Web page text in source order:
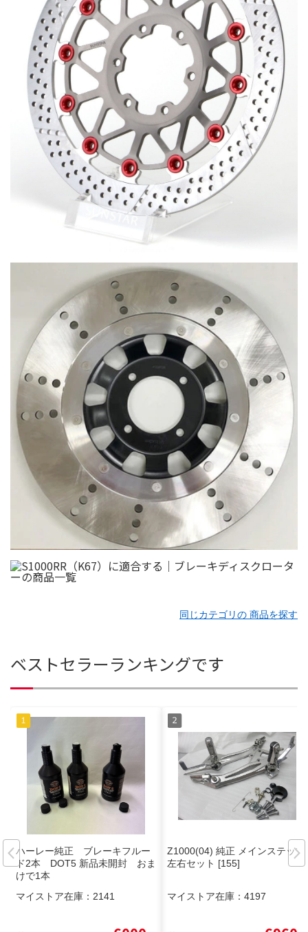
同じカテゴリの 商品を探す
ベストセラーランキングです
ハーレー純正 ブレーキフルー
ド2本 DOT5 新品未開封 おま
けで1本
マイストア在庫： 2141
Z1000(04) 純正 メインステップ
左右セット [155]
マイストア在庫： 4197